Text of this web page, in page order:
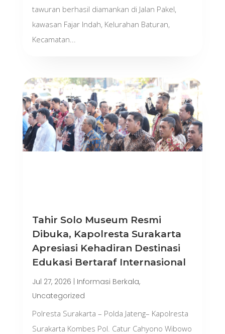
tawuran berhasil diamankan di Jalan Pakel,
kawasan Fajar Indah, Kelurahan Baturan,
Kecamatan...
Tahir Solo Museum Resmi
Dibuka, Kapolresta Surakarta
Apresiasi Kehadiran Destinasi
Edukasi Bertaraf Internasional
Jul 27, 2026 | Informasi Berkala,
Uncategorized
Polresta Surakarta – Polda Jateng– Kapolresta
Surakarta Kombes Pol. Catur Cahyono Wibowo